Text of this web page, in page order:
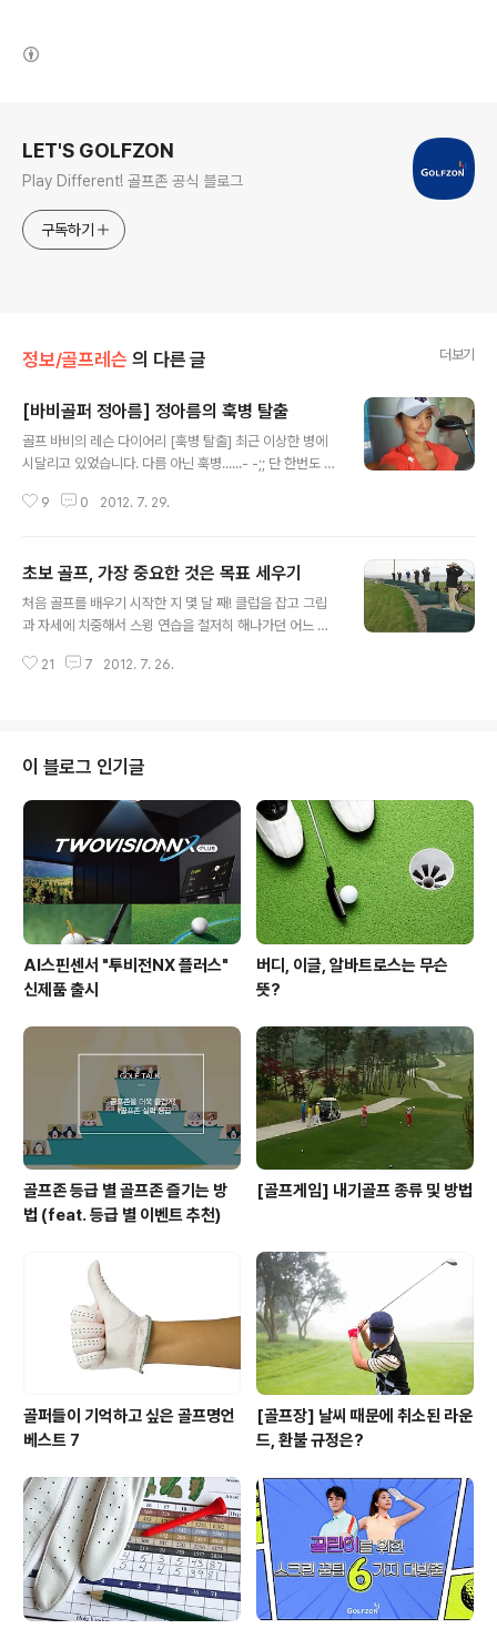
LET'S GOLFZON
Play Different! 골프존 공식 블로그
구독하기
정보/골프레슨 의 다른 글 더보기
[바비골퍼 정아름] 정아름의 훅병 탈출
골프 바비의 레슨 다이어리 [훅병 탈출] 최근 이상한 병에
시달리고 있었습니다. 다름 아닌 훅병......- -;; 단 한번도 필
우 구질이지만) 갑자기 필드에만 가면 미친듯히 볼이 90도
가운데 멘붕은 점점 심해왔죠. 일주일 전, 로빈 사임스 코치
에게 점검을 받은 저는 허무하게도... 그 원인을 너무나 작
은 부분에서 찾을 수 있었습니다. 원인은 필드에 가는 횟수
리면 안된다는 일념때문에 (열린다는 것은 공 쪽으로 쏟아
9 0 2012. 7. 29.
초보 골프, 가장 중요한 것은 목표 세우기
처음 골프를 배우기 시작한 지 몇 달 째! 클럽을 잡고 그립
과 자세에 치중해서 스윙 연습을 철저히 해나가던 어느 날,
늘 ‘시키는 것’만 했기 때문이지요. 레슨을 받을 때 요구한
표를 세워야 좋을지 잘 모르시겠다고요? 이제 갓 스윙의 기
본기를 마스터한 초보로서 이런 어려움을 겪는 것은 어찌
보면 당연한 일이죠. 오늘은 미스터존과 함께 목표를 세우
고 연습하는 골프 연습 팁에 대해 알아보겠습니다. 매일 연
습한다고? 연습목표부터 세워라! 초보 골퍼 탈출의 핵심 키
워드는 바로 ‘목표 ..
21 7 2012. 7. 26.
이 블로그 인기글
AI스핀센서 "투비전NX 플러스"
신제품 출시
버디, 이글, 알바트로스는 무슨
뜻?
골프존 등급 별 골프존 즐기는 방
법 (feat. 등급 별 이벤트 추천)
[골프게임] 내기골프 종류 및 방법
골퍼들이 기억하고 싶은 골프명언
베스트 7
[골프장] 날씨 때문에 취소된 라운
드, 환불 규정은?